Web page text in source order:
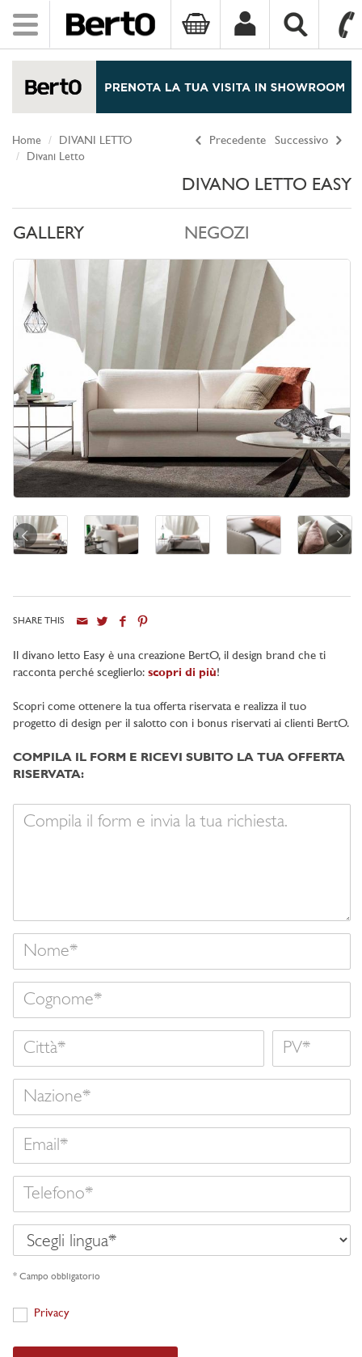
Toggle
navigation
Precedente Successivo
Home
DIVANI LETTO
Divani Letto
DIVANO LETTO EASY
GALLERY NEGOZI
SHARE THIS
Il divano letto Easy è una creazione BertO, il design brand che ti
racconta perché sceglierlo: scopri di più!
Scopri come ottenere la tua offerta riservata e realizza il tuo
progetto di design per il salotto con i bonus riservati ai clienti BertO.
COMPILA IL FORM E RICEVI SUBITO LA TUA OFFERTA
RISERVATA:
tuo
Nome
Cognome
Città Nome
Nazione
Email
Telefono
Scegli
lingua
* Campo obbligatorio
Privacy
Privacy